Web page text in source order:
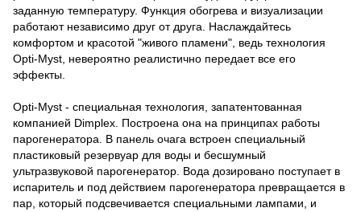
заданную температуру. Функция обогрева и визуализации
работают независимо друг от друга. Наслаждайтесь
комфортом и красотой "живого пламени", ведь технология
Opti-Myst, невероятно реалистично передает все его
эффекты.
Opti-Myst - специальная технология, запатентованная
компанией Dimplex. Построена она на принципах работы
парогенератора. В панель очага встроен специальный
пластиковый резервуар для воды и бесшумный
ультразвуковой парогенератор. Вода дозировано поступает в
испаритель и под действием парогенератора превращается в
пар, который подсвечивается специальными лампами, и